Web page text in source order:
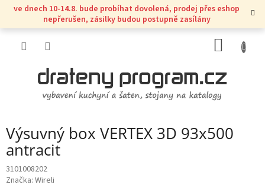
Přejít
obsah
ve dnech 10-14.8. bude probíhat dovolená, prodej přes eshop
nepřerušen, zásilky budou postupně zasílány
KOŠÍK
Výsuvný box VERTEX 3D 93x500
antracit
3101008202
Značka: Wireli